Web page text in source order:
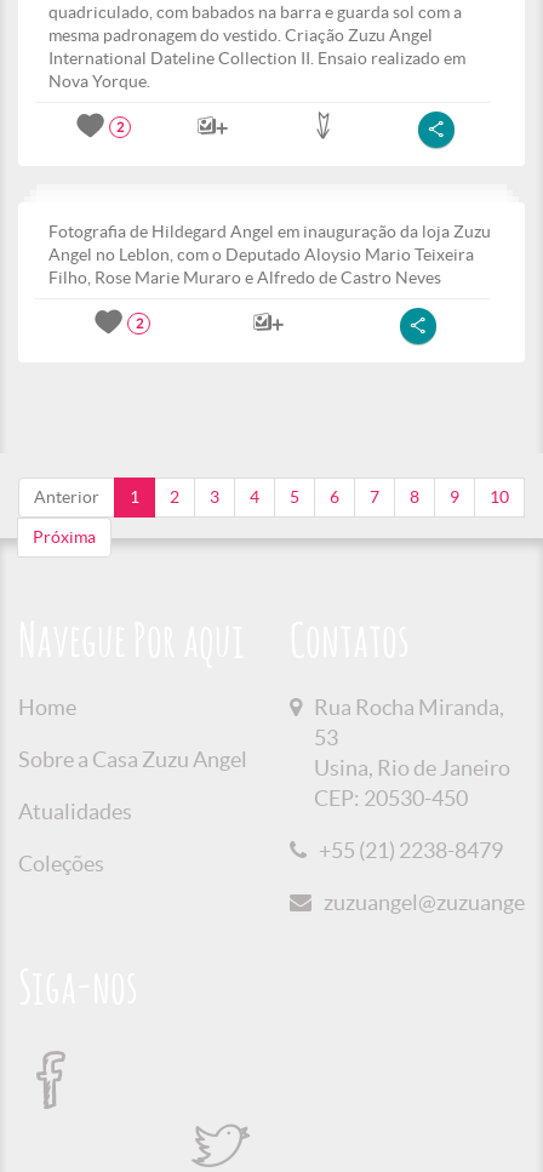
quadriculado, com babados na barra e guarda sol com a
mesma padronagem do vestido. Criação Zuzu Angel
International Dateline Collection II. Ensaio realizado em
Nova Yorque.
2
Fotografia de Hildegard Angel em inauguração da loja Zuzu
Angel no Leblon, com o Deputado Aloysio Mario Teixeira
Filho, Rose Marie Muraro e Alfredo de Castro Neves
2
Anterior 1 2 3 4 5 6 7 8 9 10
Próxima
Home
Sobre a Casa Zuzu Angel
Atualidades
Coleções
Rua Rocha Miranda,
53
Usina, Rio de Janeiro
CEP: 20530-450
+55 (21) 2238-8479